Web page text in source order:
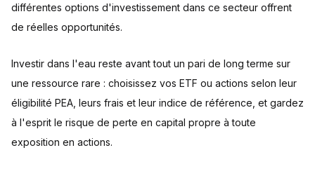
différentes options d'investissement dans ce secteur offrent
de réelles opportunités.
Investir dans l'eau reste avant tout un pari de long terme sur
une ressource rare : choisissez vos ETF ou actions selon leur
éligibilité PEA, leurs frais et leur indice de référence, et gardez
à l'esprit le risque de perte en capital propre à toute
exposition en actions.